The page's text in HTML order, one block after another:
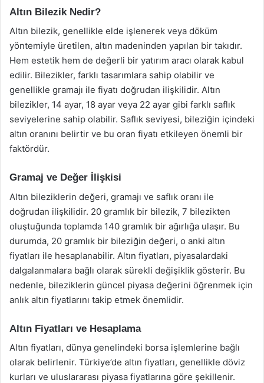
Altın Bilezik Nedir?
Altın bilezik, genellikle elde işlenerek veya döküm
yöntemiyle üretilen, altın madeninden yapılan bir takıdır.
Hem estetik hem de değerli bir yatırım aracı olarak kabul
edilir. Bilezikler, farklı tasarımlara sahip olabilir ve
genellikle gramajı ile fiyatı doğrudan ilişkilidir. Altın
bilezikler, 14 ayar, 18 ayar veya 22 ayar gibi farklı saflık
seviyelerine sahip olabilir. Saflık seviyesi, bileziğin içindeki
altın oranını belirtir ve bu oran fiyatı etkileyen önemli bir
faktördür.
Gramaj ve Değer İlişkisi
Altın bileziklerin değeri, gramajı ve saflık oranı ile
doğrudan ilişkilidir. 20 gramlık bir bilezik, 7 bilezikten
oluştuğunda toplamda 140 gramlık bir ağırlığa ulaşır. Bu
durumda, 20 gramlık bir bileziğin değeri, o anki altın
fiyatları ile hesaplanabilir. Altın fiyatları, piyasalardaki
dalgalanmalara bağlı olarak sürekli değişiklik gösterir. Bu
nedenle, bileziklerin güncel piyasa değerini öğrenmek için
anlık altın fiyatlarını takip etmek önemlidir.
Altın Fiyatları ve Hesaplama
Altın fiyatları, dünya genelindeki borsa işlemlerine bağlı
olarak belirlenir. Türkiye’de altın fiyatları, genellikle döviz
kurları ve uluslararası piyasa fiyatlarına göre şekillenir.